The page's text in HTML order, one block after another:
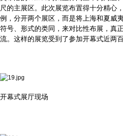
尺的主展区。此次展览布置得十分精心
例，分开两个展区，而是将上海和夏威
符号、形式的类同，来对比性布展，真
流。这样的展览受到了参加开幕式近两
开幕式展厅现场